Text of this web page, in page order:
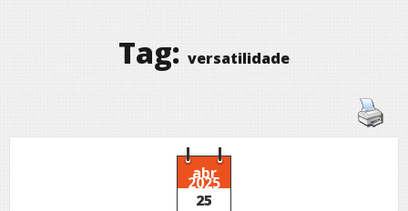
Tag: versatilidade
abr
2025
25